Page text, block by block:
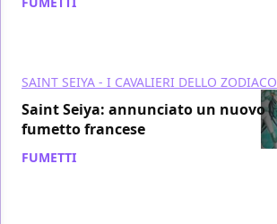
SAINT SEIYA - I CAVALIERI DELLO ZODIACO
Saint Seiya: annunciato un nuovo
fumetto francese
FUMETTI